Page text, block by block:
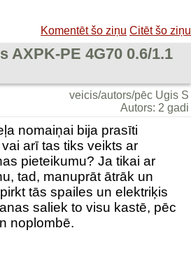
Komentēt šo ziņu Citēt šo ziņu
AXPK-PE 4G70 0.6/1.1
veicis/autors/pēc Ugis S
Autors: 2 gadi
nomaiņai bija prasīti
arī tas tiks veikts ar
pieteikumu? Ja tikai ar
tad, manuprāt ātrāk un
tās spailes un elektriķis
saliek to visu kastē, pēc
noplombē.